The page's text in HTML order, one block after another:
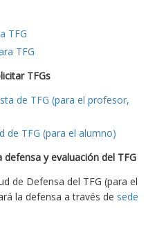
TFG
TFG
TFGs
de TFG (para el profesor,
de TFG (para el alumno)
y evaluación del TFG
de Defensa del TFG (para el
la defensa a través de sede